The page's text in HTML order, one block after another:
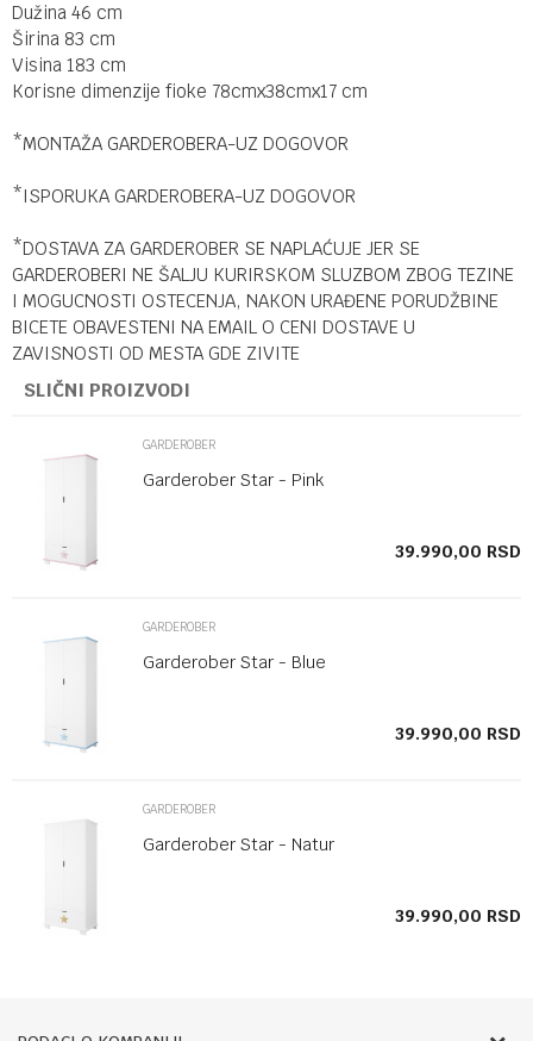
Dužina 46 cm
Širina 83 cm
Visina 183 cm
Korisne dimenzije fioke 78cmx38cmx17 cm
*MONTAŽA GARDEROBERA-UZ DOGOVOR
*ISPORUKA GARDEROBERA-UZ DOGOVOR
*DOSTAVA ZA GARDEROBER SE NAPLAĆUJE JER SE
GARDEROBERI NE ŠALJU KURIRSKOM SLUZBOM ZBOG TEZINE
I MOGUCNOSTI OSTECENJA, NAKON URAĐENE PORUDŽBINE
BICETE OBAVESTENI NA EMAIL O CENI DOSTAVE U
ZAVISNOSTI OD MESTA GDE ZIVITE
SLIČNI PROIZVODI
GARDEROBER
Garderober Star - Pink
39.990,00 RSD
GARDEROBER
Garderober Star - Blue
39.990,00 RSD
GARDEROBER
Garderober Star - Natur
39.990,00 RSD